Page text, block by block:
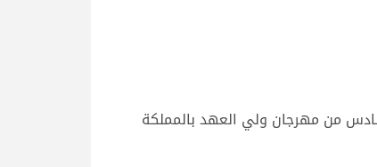
من مهرجان ولي العهد بالمملكة